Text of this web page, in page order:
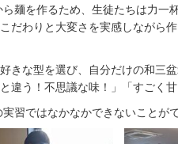
麺を作るため、生徒たちは力一
だわりと大変さを実感しながら
きな型を選び、自分だけの和三
違う！不思議な味！」「すごく
習ではなかなかできないことが